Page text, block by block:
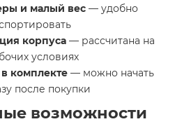
и малый вес — удобно
корпуса — рассчитана на
условиях
комплекте — можно начать
после покупки
возможности